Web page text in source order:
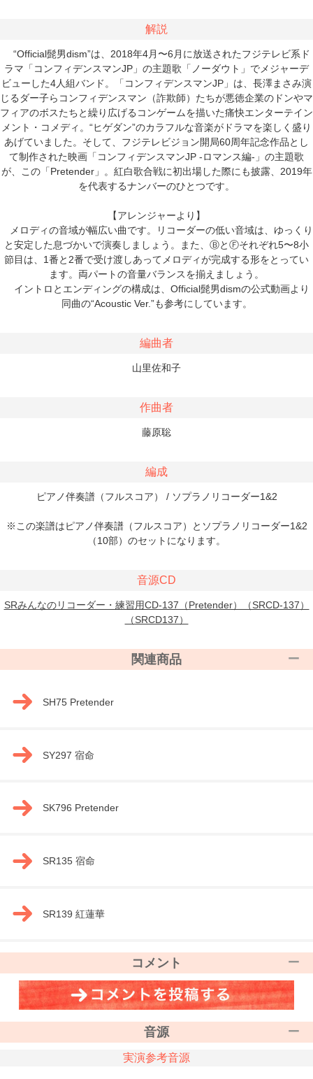
解説
“Official髭男dism”は、2018年4月〜6月に放送されたフジテレビ系ド
ラマ「コンフィデンスマンJP」の主題歌「ノーダウト」でメジャーデ
ビューした4人組バンド。「コンフィデンスマンJP」は、長澤まさみ演
じるダー子らコンフィデンスマン（詐欺師）たちが悪徳企業のドンやマ
フィアのボスたちと繰り広げるコンゲームを描いた痛快エンターテイン
メント・コメディ。“ヒゲダン”のカラフルな音楽がドラマを楽しく盛り
あげていました。そして、フジテレビジョン開局60周年記念作品とし
て制作された映画「コンフィデンスマンJP -ロマンス編-」の主題歌
が、この「Pretender」。紅白歌合戦に初出場した際にも披露、2019年
を代表するナンバーのひとつです。
【アレンジャーより】
メロディの音域が幅広い曲です。リコーダーの低い音域は、ゆっくり
と安定した息づかいで演奏しましょう。また、ⒷとⒻそれぞれ5〜8小
節目は、1番と2番で受け渡しあってメロディが完成する形をとってい
ます。両パートの音量バランスを揃えましょう。
イントロとエンディングの構成は、Official髭男dismの公式動画より
同曲の“Acoustic Ver.”も参考にしています。
編曲者
山里佐和子
作曲者
藤原聡
編成
ピアノ伴奏譜（フルスコア） / ソプラノリコーダー1&2
※この楽譜はピアノ伴奏譜（フルスコア）とソプラノリコーダー1&2
（10部）のセットになります。
音源CD
SRみんなのリコーダー・練習用CD-137（Pretender）（SRCD-137）
（SRCD137）
関連商品
SH75 Pretender
SY297 宿命
SK796 Pretender
SR135 宿命
SR139 紅蓮華
コメント
音源
実演参考音源